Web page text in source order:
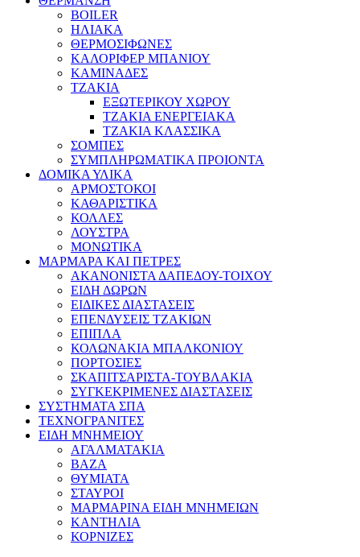
BOILER
ΗΛΙΑΚΑ
ΘΕΡΜΟΣΙΦΩΝΕΣ
ΚΑΛΟΡΙΦΕΡ ΜΠΑΝΙΟΥ
ΚΑΜΙΝΑΔΕΣ
ΤΖΑΚΙΑ
ΕΞΩΤΕΡΙΚΟΥ ΧΩΡΟΥ
ΤΖΑΚΙΑ ΕΝΕΡΓΕΙΑΚΑ
ΤΖΑΚΙΑ ΚΛΑΣΣΙΚΑ
ΣΟΜΠΕΣ
ΣΥΜΠΛΗΡΩΜΑΤΙΚΑ ΠΡΟΙΟΝΤΑ
ΔΟΜΙΚΑ ΥΛΙΚΑ
ΑΡΜΟΣΤΟΚΟΙ
ΚΑΘΑΡΙΣΤΙΚΑ
ΚΟΛΛΕΣ
ΛΟΥΣΤΡΑ
ΜΟΝΩΤΙΚΑ
ΜΑΡΜΑΡΑ ΚΑΙ ΠΕΤΡΕΣ
ΑΚΑΝΟΝΙΣΤΑ ΔΑΠΕΔΟΥ-ΤΟΙΧΟΥ
ΕΙΔΗ ΔΩΡΩΝ
ΕΙΔΙΚΕΣ ΔΙΑΣΤΑΣΕΙΣ
ΕΠΕΝΔΥΣΕΙΣ ΤΖΑΚΙΩΝ
ΕΠΙΠΛΑ
ΚΟΛΩΝΑΚΙΑ ΜΠΑΛΚΟΝΙΟΥ
ΠΟΡΤΟΣΙΕΣ
ΣΚΑΠΙΤΣΑΡΙΣΤΑ-ΤΟΥΒΛΑΚΙΑ
ΣΥΓΚΕΚΡΙΜΕΝΕΣ ΔΙΑΣΤΑΣΕΙΣ
ΣΥΣΤΗΜΑΤΑ ΣΠΑ
ΤΕΧΝΟΓΡΑΝΙΤΕΣ
ΕΙΔΗ ΜΝΗΜΕΙΟΥ
ΑΓΑΛΜΑΤΑΚΙΑ
ΒΑΖΑ
ΘΥΜΙΑΤΑ
ΣΤΑΥΡΟΙ
ΜΑΡΜΑΡΙΝΑ ΕΙΔΗ ΜΝΗΜΕΙΩΝ
ΚΑΝΤΗΛΙΑ
ΚΟΡΝΙΖΕΣ